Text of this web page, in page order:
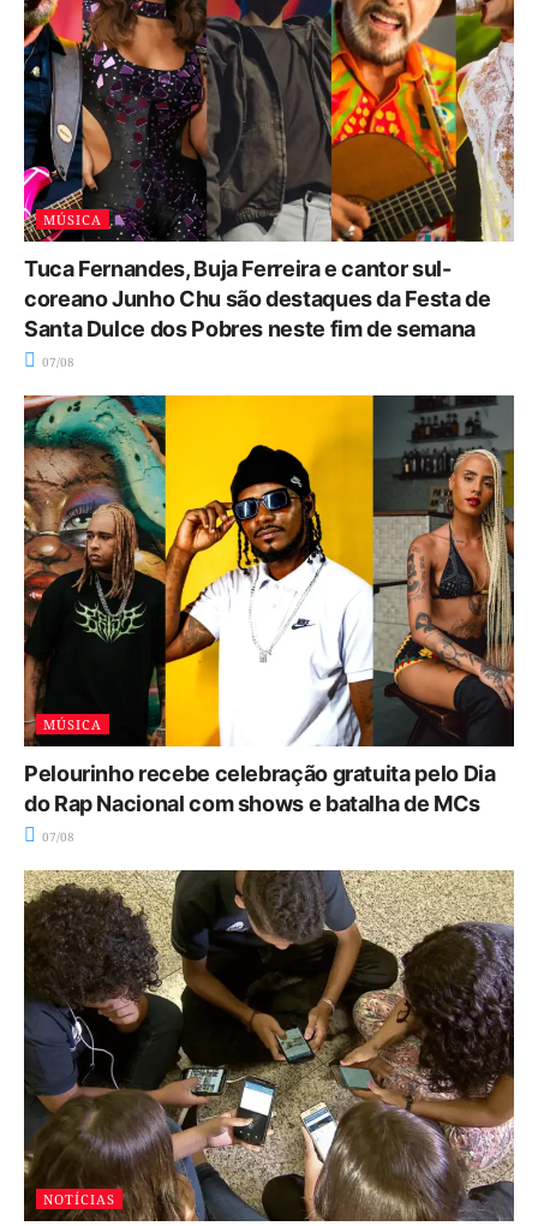
MÚSICA
Tuca Fernandes, Buja Ferreira e cantor sul-
coreano Junho Chu são destaques da Festa de
Santa Dulce dos Pobres neste fim de semana
07/08
MÚSICA
Pelourinho recebe celebração gratuita pelo Dia
do Rap Nacional com shows e batalha de MCs
07/08
NOTÍCIAS